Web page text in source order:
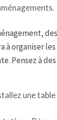
à organiser
Pensez à
une